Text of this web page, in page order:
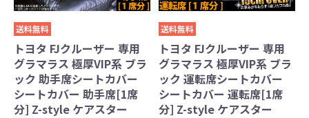
送料無料
トヨタ FJクルーザー 専用
グラマラス 極厚VIP系 ブラ
ック 助手席シートカバー
シートカバー 助手席[1席
分] Z-style ケアスター
送料無料
トヨタ FJクルーザー 専用
グラマラス 極厚VIP系 ブラ
ック 運転席シートカバー
シートカバー 運転席[1席
分] Z-style ケアスター